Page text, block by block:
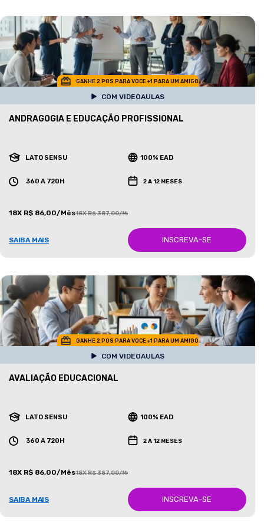
GANHE 2 POS PARA VOCE +1 PARA UM AMIGO
COM VIDEOAULAS
ANDRAGOGIA E EDUCAÇÃO PROFISSIONAL
LATO SENSU 100% EAD
360 A 720H 2 A 12 MESES
18X R$ 86,00/Mês18X R$ 387,00/Mês
SAIBA MAIS INSCREVA-SE
GANHE 2 POS PARA VOCE +1 PARA UM AMIGO
COM VIDEOAULAS
AVALIAÇÃO EDUCACIONAL
LATO SENSU 100% EAD
360 A 720H 2 A 12 MESES
18X R$ 86,00/Mês18X R$ 387,00/Mês
SAIBA MAIS INSCREVA-SE